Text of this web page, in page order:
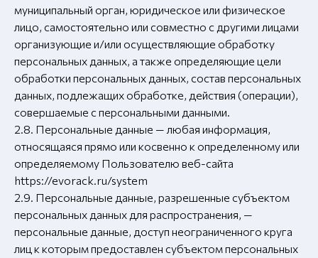
муниципальный орган, юридическое или физическое
лицо, самостоятельно или совместно с другими лицами
организующие и/или осуществляющие обработку
персональных данных, а также определяющие цели
обработки персональных данных, состав персональных
данных, подлежащих обработке, действия (операции),
совершаемые с персональными данными.
2.8. Персональные данные — любая информация,
относящаяся прямо или косвенно к определенному или
определяемому Пользователю веб-сайта
https://evorack.ru/system
2.9. Персональные данные, разрешенные субъектом
персональных данных для распространения, —
персональные данные, доступ неограниченного круга
лиц к которым предоставлен субъектом персональных